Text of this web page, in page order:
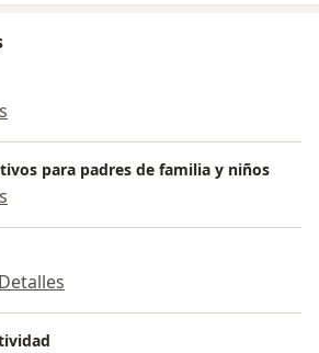
para padres de familia y niños
Detalles